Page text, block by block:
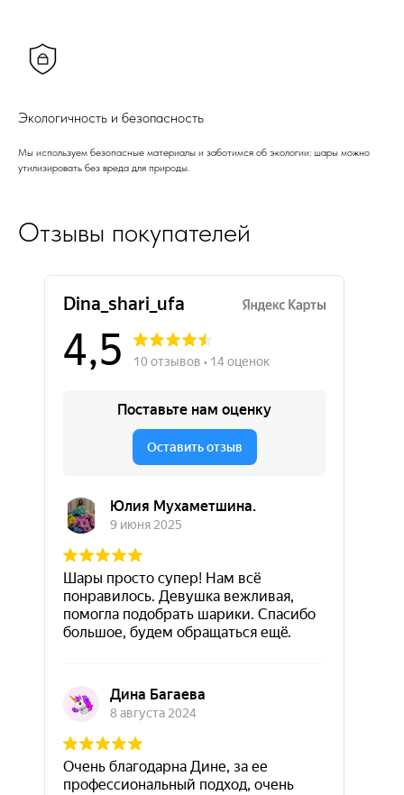
Экологичность и безопасность
Мы используем безопасные материалы и заботимся об экологии: шары можно
утилизировать без вреда для природы.
Отзывы покупателей